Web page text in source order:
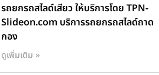
รถยกรถสไลด์เสียว ให้บริการโดย TPN-
Slideon.com บริการรถยกรถสไลด์ถาด
กอง
ดูเพิ่มเติม »